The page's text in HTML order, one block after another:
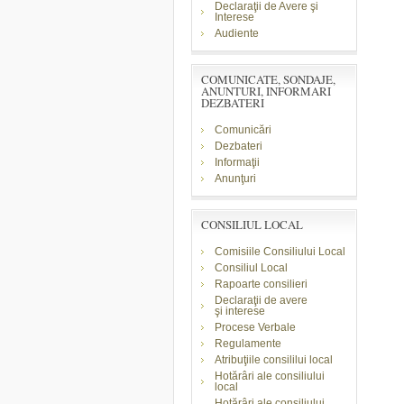
Declaraţii de Avere şi
Interese
Audiente
COMUNICATE, SONDAJE,
ANUNTURI, INFORMARI
DEZBATERI
Comunicări
Dezbateri
Informaţii
Anunţuri
CONSILIUL LOCAL
Comisiile Consiliului Local
Consiliul Local
Rapoarte consilieri
Declaraţii de avere
şi interese
Procese Verbale
Regulamente
Atribuţiile consililui local
Hotărâri ale consiliului
local